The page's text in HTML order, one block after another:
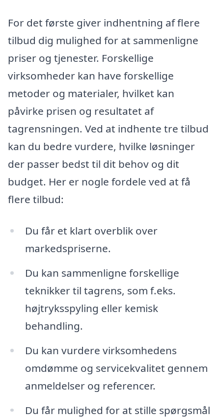
For det første giver indhentning af flere
tilbud dig mulighed for at sammenligne
priser og tjenester. Forskellige
virksomheder kan have forskellige
metoder og materialer, hvilket kan
påvirke prisen og resultatet af
tagrensningen. Ved at indhente tre tilbud
kan du bedre vurdere, hvilke løsninger
der passer bedst til dit behov og dit
budget. Her er nogle fordele ved at få
flere tilbud:
Du får et klart overblik over
markedspriserne.
Du kan sammenligne forskellige
teknikker til tagrens, som f.eks.
højtryksspyling eller kemisk
behandling.
Du kan vurdere virksomhedens
omdømme og servicekvalitet gennem
anmeldelser og referencer.
Du får mulighed for at stille spørgsmål